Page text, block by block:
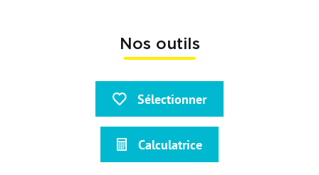
Nos outils
Sélectionner
Calculatrice